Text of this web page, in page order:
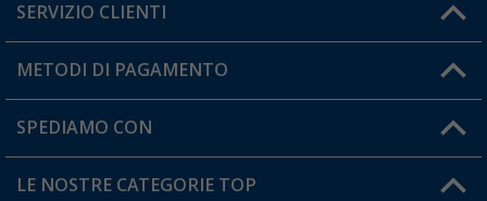
Diventare rivenditori
Il mio Account
Carta fedeltà Berger
SERVIZIO CLIENTI
Informazioni sulla spedizione
Resi
METODI DI PAGAMENTO
SPEDIAMO CON
LE NOSTRE CATEGORIE TOP